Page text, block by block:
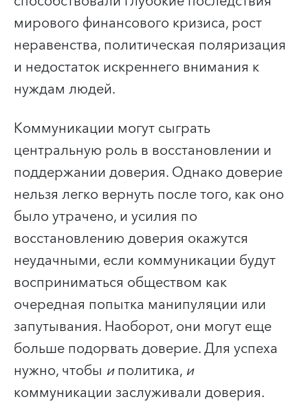
мирового финансового кризиса, рост
неравенства, политическая поляризация
и недостаток искреннего внимания к
нуждам людей.
Коммуникации могут сыграть
центральную роль в восстановлении и
поддержании доверия. Однако доверие
нельзя легко вернуть после того, как оно
было утрачено, и усилия по
восстановлению доверия окажутся
неудачными, если коммуникации будут
восприниматься обществом как
очередная попытка манипуляции или
запутывания. Наоборот, они могут еще
больше подорвать доверие. Для успеха
нужно, чтобы иполитика, и
коммуникации заслуживали доверия.